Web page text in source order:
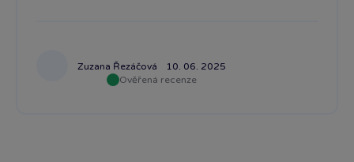
Zuzana Řezáčová
10. 06. 2025
Ověřená recenze